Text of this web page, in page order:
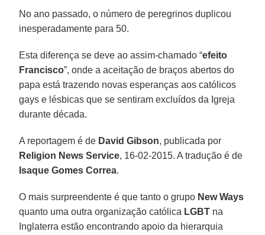
No ano passado, o número de peregrinos duplicou
inesperadamente para 50.
Esta diferença se deve ao assim-chamado “efeito
Francisco”, onde a aceitação de braços abertos do
papa está trazendo novas esperanças aos católicos
gays e lésbicas que se sentiram excluídos da Igreja
durante década.
A reportagem é de David Gibson, publicada por
Religion News Service, 16-02-2015. A tradução é de
Isaque Gomes Correa.
O mais surpreendente é que tanto o grupo New Ways
quanto uma outra organização católica LGBT na
Inglaterra estão encontrando apoio da hierarquia